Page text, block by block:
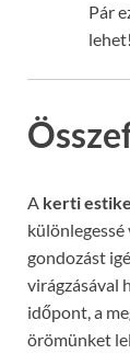
Pár
lehet!
A kerti
gondozást
virágzásával
időpont, a
örömünket